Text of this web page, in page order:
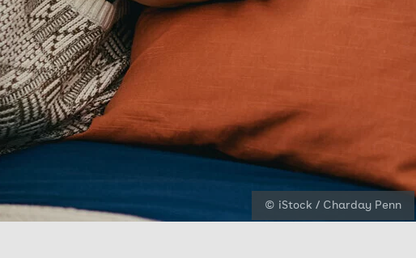
© iStock / Charday Penn